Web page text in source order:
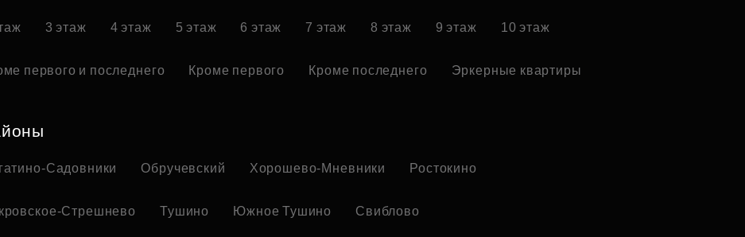
3 этаж 4 этаж 5 этаж 6 этаж 7 этаж 8 этаж 9 этаж 10 этаж
первого и последнего Кроме первого Кроме последнего Эркерные квартиры
Садовники Обручевский Хорошево-Мневники Ростокино
Стрешнево Тушино Южное Тушино Свиблово